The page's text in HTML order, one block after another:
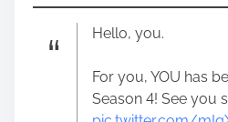
Hello, you.
For you, YOU has
Season 4! See you